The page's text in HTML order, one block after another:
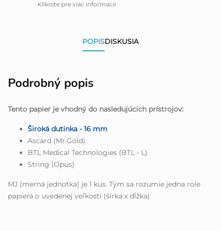
Kliknite pre viac informácií
POPISDISKUSIA
Podrobný popis
Tento papier je vhodný do nasledujúcich prístrojov:
Široká dutinka - 16 mm
Ascard (Mr.Gold)
BTL Medical Technologies (BTL - L)
String (Opus)
MJ (merná jednotka) je 1 kus. Tým sa rozumie jedna role
papiera o uvedenej veľkosti (šírka x dĺžka)